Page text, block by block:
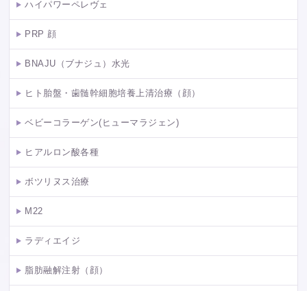
ハイパワーペレヴェ
PRP 顔
BNAJU（ブナジュ）水光
ヒト胎盤・歯髄幹細胞培養上清治療（顔）
ベビーコラーゲン(ヒューマラジェン)
ヒアルロン酸各種
ボツリヌス治療
M22
ラディエイジ
脂肪融解注射（顔）